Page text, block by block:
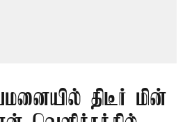
திடீர் மின்